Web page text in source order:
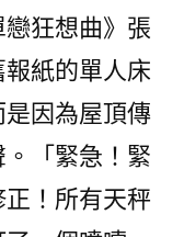
狂想曲》張
紙的單人床
是因為屋頂傳
「緊急！緊
！所有天秤